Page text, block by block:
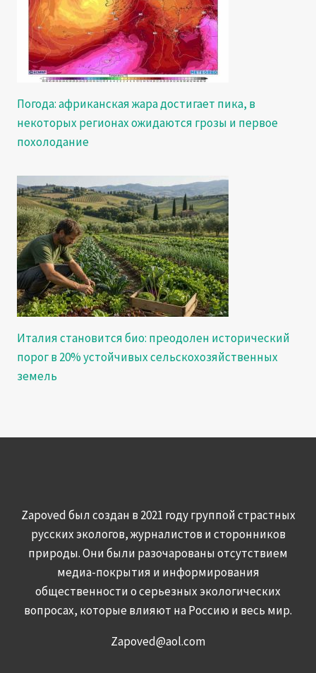
Погода: африканская жара достигает пика, в
некоторых регионах ожидаются грозы и первое
похолодание
Италия становится био: преодолен исторический
порог в 20% устойчивых сельскохозяйственных
земель
Zapoved был создан в 2021 году группой страстных
русских экологов, журналистов и сторонников
природы. Они были разочарованы отсутствием
медиа-покрытия и информирования
общественности о серьезных экологических
вопросах, которые влияют на Россию и весь мир.
Zapoved@aol.com